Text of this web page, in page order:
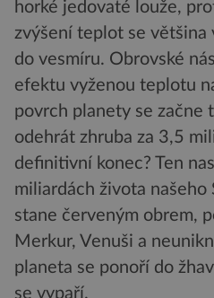
horké jedovaté louže,
zvýšení teplot se většina
do vesmíru. Obrovské
efektu vyženou teplotu
povrch planety se začne
odehrát zhruba za 3,5
definitivní konec? Ten
miliardách života našeho
stane červeným obrem,
Merkur, Venuši a
planeta se ponoří do
se vypaří.